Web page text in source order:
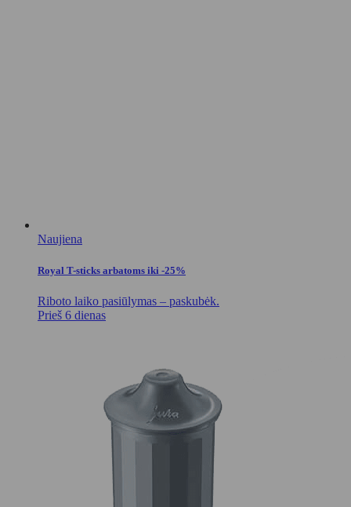
Naujiena
Royal T-sticks arbatoms iki -25%
Riboto laiko pasiūlymas – paskubėk.
Prieš 6 dienas